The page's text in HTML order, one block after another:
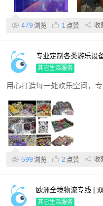
479 浏览 1 点赞 收
专业定制各类游乐设
其它生活服务
用心打造每一处欢乐空间，
599 浏览 2 点赞 收
欧洲全境物流专线 |
其它生活服务